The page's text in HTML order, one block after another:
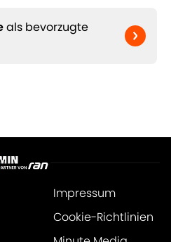
als bevorzugte
Impressum
Cookie-Richtlinien